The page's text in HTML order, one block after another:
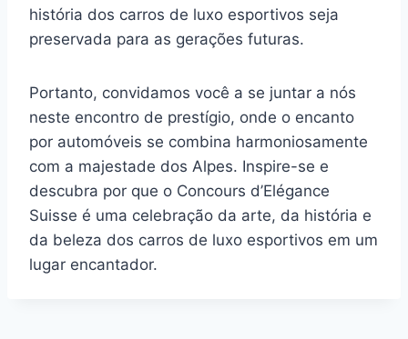
história dos carros de luxo esportivos seja
preservada para as gerações futuras.
Portanto, convidamos você a se juntar a nós
neste encontro de prestígio, onde o encanto
por automóveis se combina harmoniosamente
com a majestade dos Alpes. Inspire-se e
descubra por que o Concours d’Elégance
Suisse é uma celebração da arte, da história e
da beleza dos carros de luxo esportivos em um
lugar encantador.